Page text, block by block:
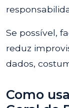
Se possível,
reduz
dados,
Como